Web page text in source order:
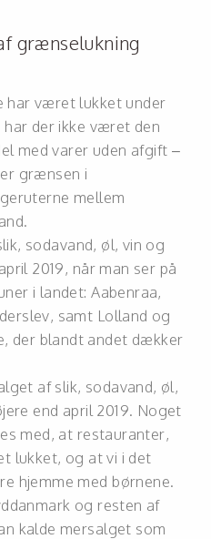
grænselukning
har været lukket under
der ikke været den
med varer uden afgift –
grænsen i
mellem
sodavand, øl, vin og
2019, når man ser på
i landet: Aabenraa,
samt Lolland og
der blandt andet dækker
af slik, sodavand, øl,
end april 2019. Noget
med, at restauranter,
lukket, og at vi i det
hjemme med børnene.
og resten af
kalde mersalget som